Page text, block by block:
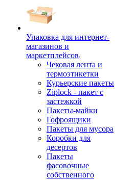
Упаковка для интернет-
магазинов и
маркетплейсов
Чековая лента и
термоэтикетки
Курьерские пакеты
Ziplock - пакет с
застежкой
Пакеты-майки
Гофроящики
Пакеты для мусора
Коробки для
десертов
Пакеты
фасовочные
собственного